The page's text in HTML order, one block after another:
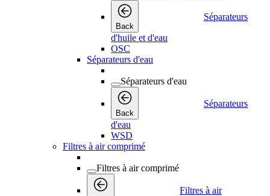
Back
Séparateurs
d'huile et d'eau
OSC
Séparateurs d'eau
Séparateurs d'eau
Back
Séparateurs
d'eau
WSD
Filtres à air comprimé
Filtres à air comprimé
Filtres à air